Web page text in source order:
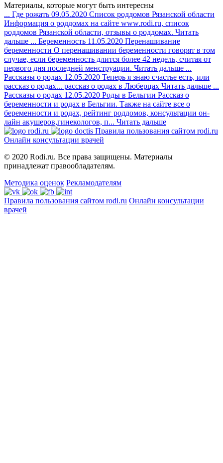
Материалы, которые могут быть интересны
... Где рожать 09.05.2020 Список роддомов Рязанской области
Информация о роддомах на сайте www.rodi.ru, список
роддомов Рязанской области, отзывы о роддомах. Читать
дальше ... Беременность 11.05.2020 Перенашивание
беременности О перенашивании беременности говорят в том
случае, если беременность длится более 42 недель, считая от
первого дня последней менструации. Читать дальше ...
Рассказы о родах 12.05.2020 Теперь я знаю счастье есть, или
рассказ о родах... рассказ о родах в Люберцах Читать дальше ...
Рассказы о родах 12.05.2020 Роды в Бельгии Рассказ о
беременности и родах в Бельгии. Также на сайте все о
беременности и родах, рейтинг роддомов, консультации он-
лайн акушеров,гинекологов, п... Читать дальше
Правила пользования сайтом rodi.ru
Онлайн консультации врачей
© 2020 Rodi.ru. Все права защищены. Материалы
принадлежат правообладателям.
Методика оценок Рекламодателям
Правила пользования сайтом rodi.ru Онлайн консультации
врачей